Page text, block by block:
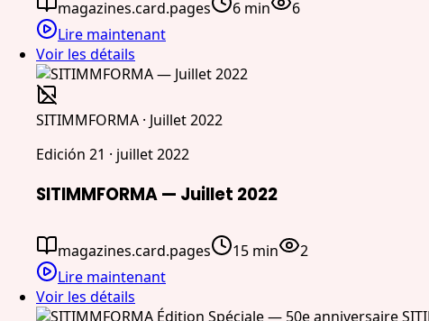
magazines.card.pages 6 min
6
Lire maintenant
Voir les détails
SITIMMFORMA · Juillet 2022
Edición 21 · juillet 2022
SITIMMFORMA — Juillet 2022
magazines.card.pages 15 min
2
Lire maintenant
Voir les détails